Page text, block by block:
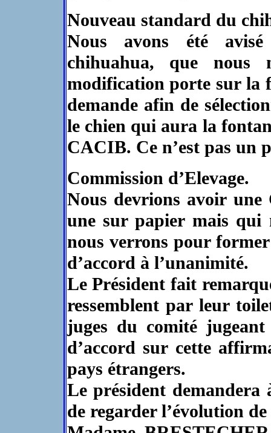
Nouveau standard du
Nous avons été
chihuahua, que nous
modification porte sur la
demande afin de
le chien qui aura la
CACIB. Ce n’est pas un
Commission d’Elevage.
Nous devrions avoir une
une sur papier mais qui
nous verrons pour
d’accord à l’unanimité.
Le Président fait
ressemblent par leur
juges du comité
d’accord sur cette
pays étrangers.
Le président demandera
de regarder l’évolution